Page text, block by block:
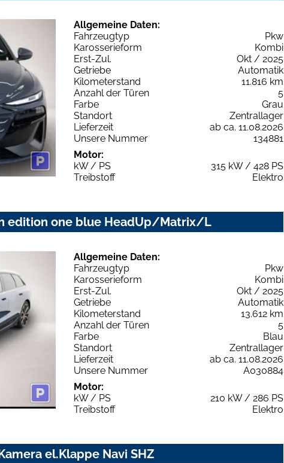
Allgemeine Daten:
Fahrzeugtyp
Pkw
Karosserieform
Kombi
Erst-Zul.
Okt / 2025
Getriebe
Automatik
Kilometerstand
11.816 km
Anzahl der Türen
5
Farbe
Grau
Standort
Zentrallager
Lieferzeit
ab ca. 11.08.2026
Unsere Nummer
134881
Motor:
kW / PS
315 kW / 428 PS
Treibstoff
Elektro
edition one blue HeadUp/Matrix/L
Allgemeine Daten:
Fahrzeugtyp
Pkw
Karosserieform
Kombi
Erst-Zul.
Okt / 2025
Getriebe
Automatik
Kilometerstand
13.612 km
Anzahl der Türen
5
Farbe
Blau
Standort
Zentrallager
Lieferzeit
ab ca. 11.08.2026
Unsere Nummer
A030884
Motor:
kW / PS
210 kW / 286 PS
Treibstoff
Elektro
el.Klappe Navi SHZ